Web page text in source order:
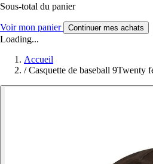
Sous-total du panier
Voir mon panier Continuer mes achats
Loading...
Accueil
/ Casquette de baseball